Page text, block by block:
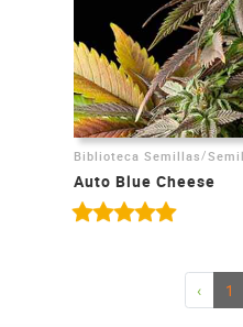
Biblioteca Semillas/
Auto Blue Cheese
‹ 1